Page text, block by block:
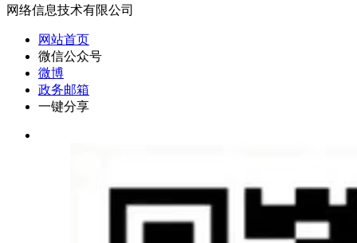
网络信息技术有限公司
网站首页
微信公众号
微博
政务邮箱
一键分享